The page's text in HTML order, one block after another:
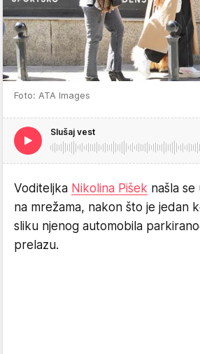
Foto: ATA Images
Slušaj vest
Voditeljka Nikolina Pišek našla
na mrežama, nakon što je jedan
sliku njenog automobila
prelazu.